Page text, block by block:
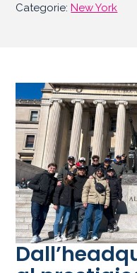
Categorie:New York